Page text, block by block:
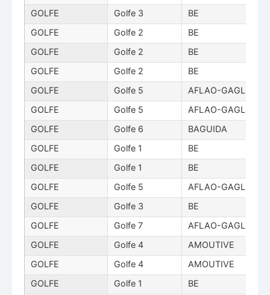
GOLFE
Golfe 3 BE
GOLFE
Golfe 2 BE
GOLFE
Golfe 2 BE
GOLFE
Golfe 2 BE
GOLFE
Golfe 5 AFLAO-GAGLI
GOLFE
Golfe 5 AFLAO-GAGLI
GOLFE
Golfe 6 BAGUIDA
GOLFE
Golfe 1 BE
GOLFE
Golfe 1 BE
GOLFE
Golfe 5 AFLAO-GAGLI
GOLFE
Golfe 3 BE
GOLFE
Golfe 7 AFLAO-GAGLI
GOLFE
Golfe 4 AMOUTIVE
GOLFE
Golfe 4 AMOUTIVE
GOLFE
Golfe 1 BE